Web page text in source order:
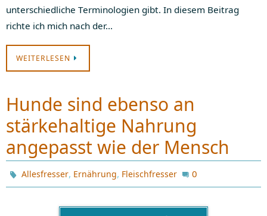
unterschiedliche Terminologien gibt. In diesem Beitrag
richte ich mich nach der…
WEITERLESEN
Hunde sind ebenso an
stärkehaltige Nahrung
angepasst wie der Mensch
Allesfresser, Ernährung, Fleischfresser 0